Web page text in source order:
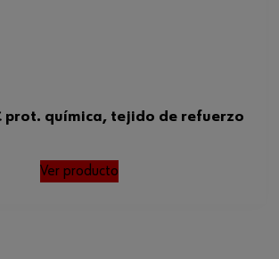
prot. química, tejido de refuerzo
Ver producto